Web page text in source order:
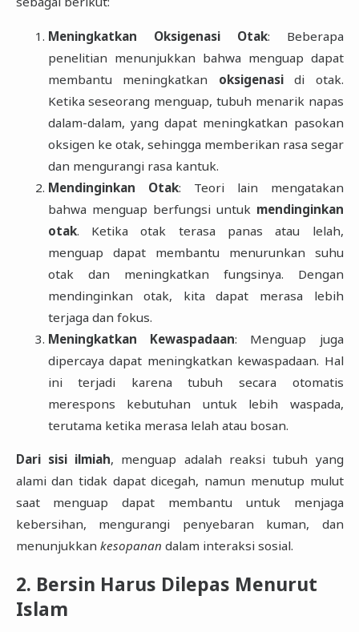
Meningkatkan Oksigenasi Otak: Beberapa
penelitian menunjukkan bahwa menguap dapat
membantu meningkatkan oksigenasidi otak.
Ketika seseorang menguap, tubuh menarik napas
dalam-dalam, yang dapat meningkatkan pasokan
oksigen ke otak, sehingga memberikan rasa segar
dan mengurangi rasa kantuk.
Mendinginkan Otak: Teori lain mengatakan
bahwa menguap berfungsi untuk mendinginkan
otak. Ketika otak terasa panas atau lelah,
menguap dapat membantu menurunkan suhu
otak dan meningkatkan fungsinya. Dengan
mendinginkan otak, kita dapat merasa lebih
terjaga dan fokus.
Meningkatkan Kewaspadaan: Menguap juga
dipercaya dapat meningkatkan kewaspadaan. Hal
ini terjadi karena tubuh secara otomatis
merespons kebutuhan untuk lebih waspada,
terutama ketika merasa lelah atau bosan.
Dari sisi ilmiah, menguap adalah reaksi tubuh yang
alami dan tidak dapat dicegah, namun menutup mulut
saat menguap dapat membantu untuk menjaga
kebersihan, mengurangi penyebaran kuman, dan
menunjukkan kesopanan dalam interaksi sosial.
2. Bersin Harus Dilepas Menurut
Islam